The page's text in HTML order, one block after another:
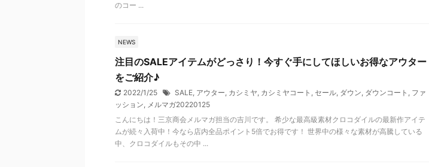
のコー ...
NEWS
注目のSALEアイテムがどっさり！今すぐ手にしてほしいお得なアウター
をご紹介♪
2022/1/25 SALE, アウター, カシミヤ, カシミヤコート , セール, ダウン, ダウンコート , ファ
ッション, メルマガ20220125
こんにちは！三京商会メルマガ担当の吉川です。 希少な最高級素材クロコダイルの最新作アイテ
ムが続々入荷中！今なら店内全品ポイント5倍でお得です！ 世界中の様々な素材が高騰している
中、クロコダイルもその中 ...